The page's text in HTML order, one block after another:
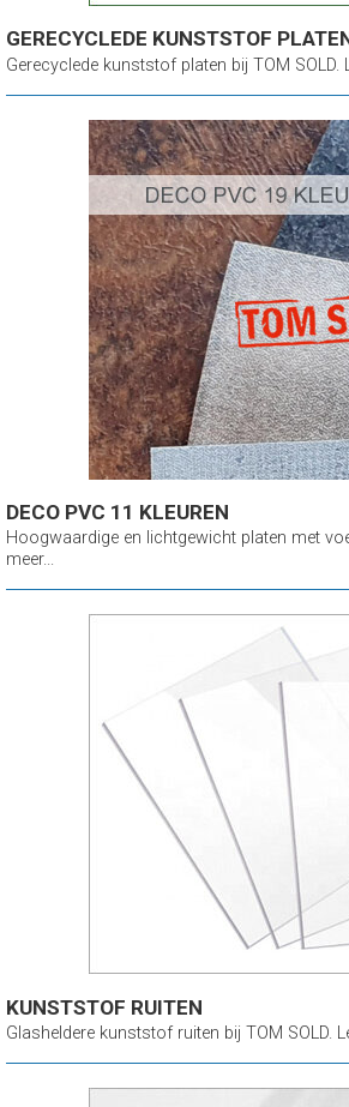
GERECYCLEDE KUNSTSTOF
Gerecyclede kunststof platen bij TOM SOLD.
DECO PVC 11 KLEUREN
Hoogwaardige en lichtgewicht platen met
meer...
KUNSTSTOF RUITEN
Glasheldere kunststof ruiten bij TOM SOLD.